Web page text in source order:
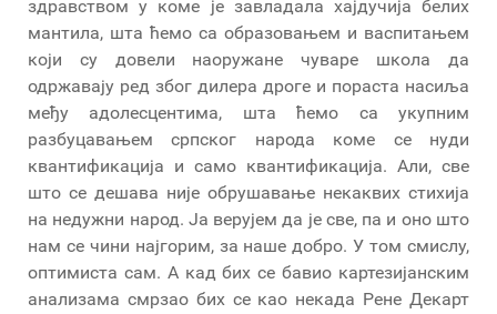
здравством у коме је завладала хајдучија белих
мантила, шта ћемо са образовањем и васпитањем
који су довели наоружане чуваре школа да
одржавају ред због дилера дроге и пораста насиља
међу адолесцентима, шта ћемо са укупним
разбуцавањем српског народа коме се нуди
квантификација и само квантификација. Али, све
што се дешава није обрушавање некаквих стихија
на недужни народ. Ја верујем да је све, па и оно што
нам се чини најгорим, за наше добро. У том смислу,
оптимиста сам. А кад бих се бавио картезијанским
анализама смрзао бих се као некада Рене Декарт